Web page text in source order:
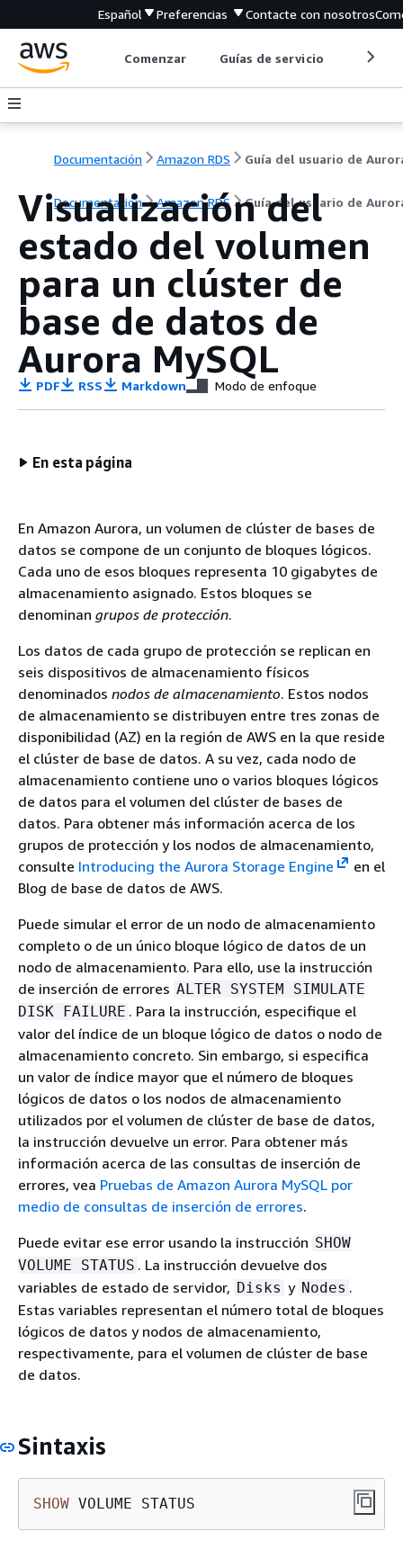
Español Preferencias Contacte con nosotros
Comenzar Guías de servicio
Documentación Amazon RDS Guía del usuario de
Documentación Amazon RDS Guía del usuario de
Visualización del
estado del volumen
para un clúster de
base de datos de
Aurora MySQL
PDF RSS Markdown Modo de enfoque
En esta página
En Amazon Aurora, un volumen de clúster de bases de
datos se compone de un conjunto de bloques lógicos.
Cada uno de esos bloques representa 10 gigabytes de
almacenamiento asignado. Estos bloques se
denominan grupos de protección.
Los datos de cada grupo de protección se replican en
seis dispositivos de almacenamiento físicos
denominados nodos de almacenamiento. Estos nodos
de almacenamiento se distribuyen entre tres zonas de
disponibilidad (AZ) en la región de AWS en la que reside
el clúster de base de datos. A su vez, cada nodo de
almacenamiento contiene uno o varios bloques lógicos
de datos para el volumen del clúster de bases de
datos. Para obtener más información acerca de los
grupos de protección y los nodos de almacenamiento,
consulte Introducing the Aurora Storage Engine
en el
Blog de base de datos de AWS.
Puede simular el error de un nodo de almacenamiento
completo o de un único bloque lógico de datos de un
nodo de almacenamiento. Para ello, use la instrucción
de inserción de errores ALTER SYSTEM SIMULATE
DISK FAILURE . Para la instrucción, especifique el
valor del índice de un bloque lógico de datos o nodo de
almacenamiento concreto. Sin embargo, si especifica
un valor de índice mayor que el número de bloques
lógicos de datos o los nodos de almacenamiento
utilizados por el volumen de clúster de base de datos,
la instrucción devuelve un error. Para obtener más
información acerca de las consultas de inserción de
errores, vea Pruebas de Amazon Aurora MySQL por
medio de consultas de inserción de errores.
Puede evitar ese error usando la instrucción SHOW
VOLUME STATUS . La instrucción devuelve dos
variables de estado de servidor, Disks y Nodes .
Estas variables representan el número total de bloques
lógicos de datos y nodos de almacenamiento,
respectivamente, para el volumen de clúster de base
de datos.
Sintaxis
SHOW VOLUME STATUS